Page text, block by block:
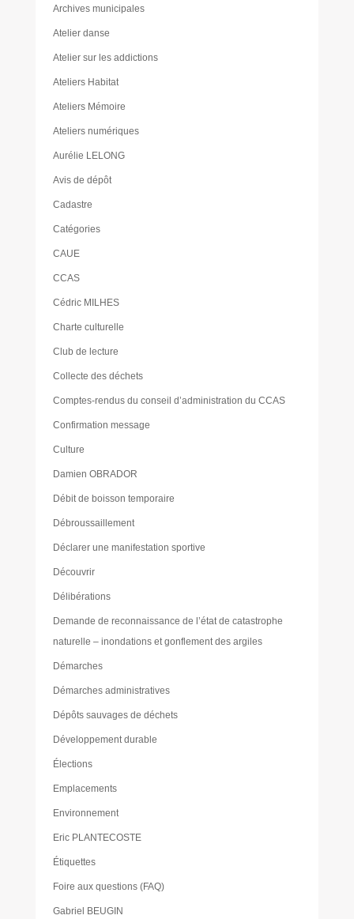
Archives municipales
Atelier danse
Atelier sur les addictions
Ateliers Habitat
Ateliers Mémoire
Ateliers numériques
Aurélie LELONG
Avis de dépôt
Cadastre
Catégories
CAUE
CCAS
Cédric MILHES
Charte culturelle
Club de lecture
Collecte des déchets
Comptes-rendus du conseil d’administration du CCAS
Confirmation message
Culture
Damien OBRADOR
Débit de boisson temporaire
Débroussaillement
Déclarer une manifestation sportive
Découvrir
Délibérations
Demande de reconnaissance de l’état de catastrophe
naturelle – inondations et gonflement des argiles
Démarches
Démarches administratives
Dépôts sauvages de déchets
Développement durable
Élections
Emplacements
Environnement
Eric PLANTECOSTE
Étiquettes
Foire aux questions (FAQ)
Gabriel BEUGIN